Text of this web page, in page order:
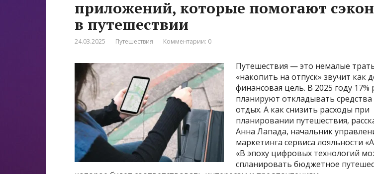
приложений, которые помогают
в путешествии
24.03.2025 Путешествия Комментарии: 0
Путешествия — это немалые
«накопить на отпуск» звучит как
финансовая цель. В 2025 году 17%
планируют откладывать
отдых. А как снизить расходы при
планировании путешествия,
Анна Лапада, начальник
маркетинга сервиса лояльности
«В эпоху цифровых технологий
спланировать бюджетное